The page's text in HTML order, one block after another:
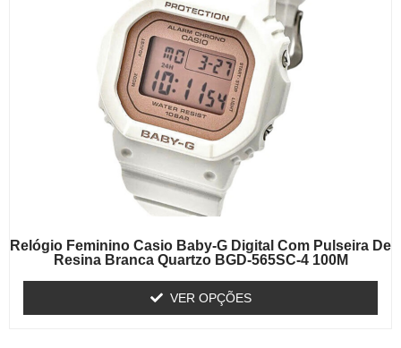
Relógio Feminino Casio Baby-G Digital Com Pulseira De
Resina Branca Quartzo BGD-565SC-4 100M
VER OPÇÕES